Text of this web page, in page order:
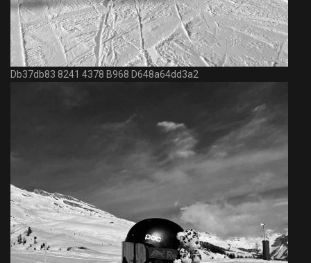
Db37db83 8241 4378 B968 D648a64dd3a2